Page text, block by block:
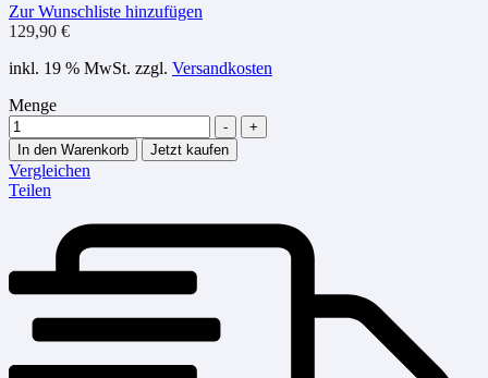
Zur Wunschliste hinzufügen
129,90 €
inkl. 19 % MwSt. zzgl. Versandkosten
Menge
-
+
In den Warenkorb
Jetzt kaufen
Vergleichen
Teilen